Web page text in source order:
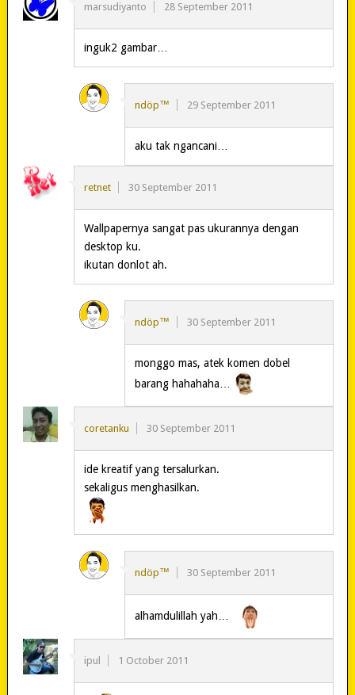
marsudiyanto 28 September 2011
inguk2 gambar…
ndöp™ 29 September 2011
aku tak ngancani…
retnet 30 September 2011
Wallpapernya sangat pas ukurannya dengan
desktop ku.
ikutan donlot ah.
ndöp™ 30 September 2011
monggo mas, atek komen dobel
barang hahahaha…
coretanku 30 September 2011
ide kreatif yang tersalurkan.
sekaligus menghasilkan.
ndöp™ 30 September 2011
alhamdulillah yah…
ipul 1 October 2011